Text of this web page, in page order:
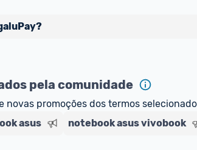
total da compra (produto + frete) em
saldo, o desconto não será dado para
quantia da sua conta bancária para o
pela comunidade
novas promoções dos termos
asus notebook asus vivobook